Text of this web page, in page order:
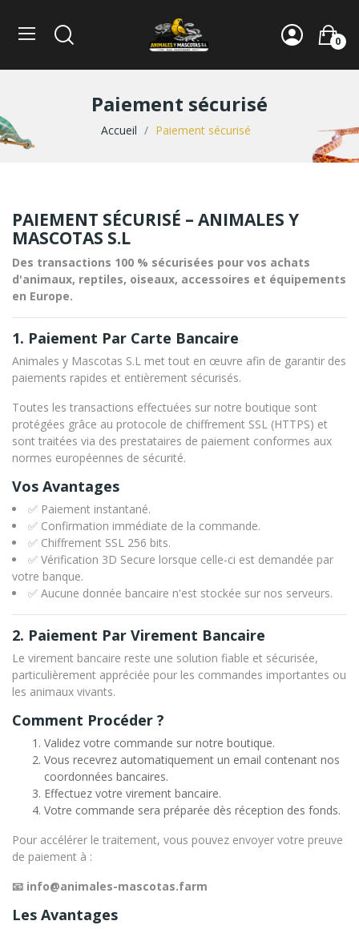
0
Paiement sécurisé
Accueil Paiement sécurisé
PAIEMENT SÉCURISÉ – ANIMALES Y
MASCOTAS S.L
Des transactions 100 % sécurisées pour vos achats
d'animaux, reptiles, oiseaux, accessoires et équipements
en Europe.
1. Paiement Par Carte Bancaire
Animales y Mascotas S.L met tout en œuvre afin de garantir des
paiements rapides et entièrement sécurisés.
Toutes les transactions effectuées sur notre boutique sont
protégées grâce au protocole de chiffrement SSL (HTTPS) et
sont traitées via des prestataires de paiement conformes aux
normes européennes de sécurité.
Vos Avantages
✅ Paiement instantané.
✅ Confirmation immédiate de la commande.
✅ Chiffrement SSL 256 bits.
✅ Vérification 3D Secure lorsque celle-ci est demandée par
votre banque.
✅ Aucune donnée bancaire n'est stockée sur nos serveurs.
2. Paiement Par Virement Bancaire
Le virement bancaire reste une solution fiable et sécurisée,
particulièrement appréciée pour les commandes importantes ou
les animaux vivants.
Comment Procéder ?
Validez votre commande sur notre boutique.
Vous recevrez automatiquement un email contenant nos
coordonnées bancaires.
Effectuez votre virement bancaire.
Votre commande sera préparée dès réception des fonds.
Pour accélérer le traitement, vous pouvez envoyer votre preuve
de paiement à :
📧 info@animales-mascotas.farm
Les Avantages